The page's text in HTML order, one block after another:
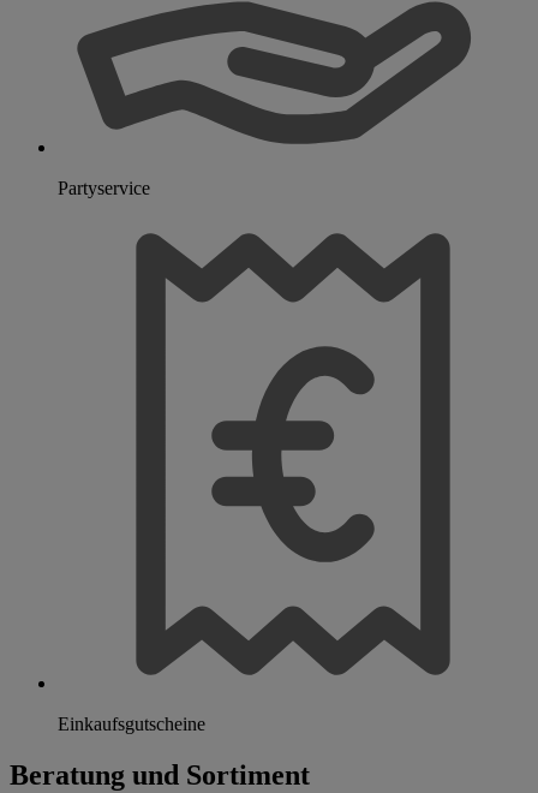
Partyservice
Einkaufsgutscheine
Beratung und Sortiment